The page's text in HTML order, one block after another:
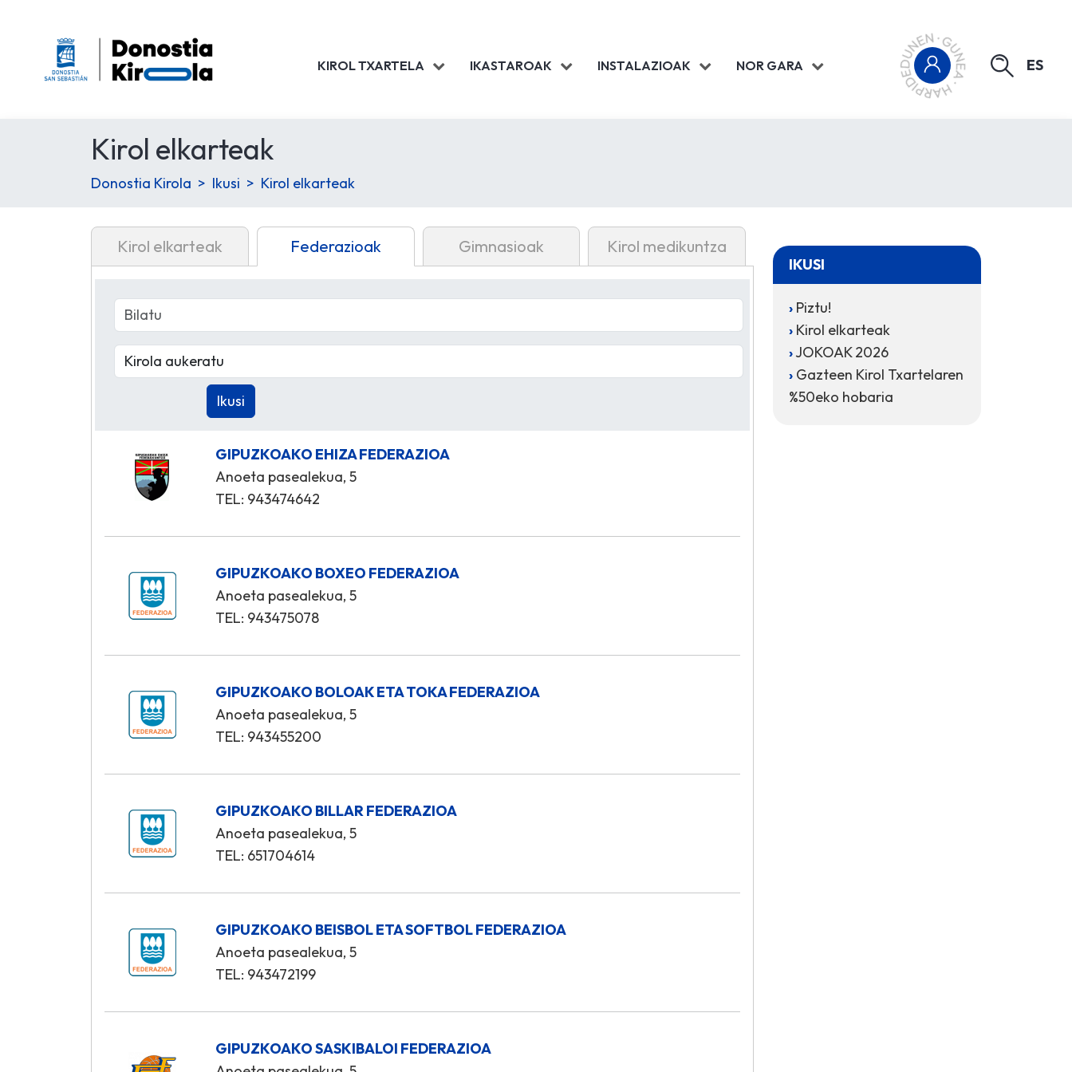
KIROL TXARTELA IKASTAROAK INSTALAZIOAK NOR GARA ES
Kirol elkarteak
Donostia Kirola Ikusi Kirol elkarteak
Kirol elkarteak Federazioak Gimnasioak Kirol medikuntza
GIPUZKOAKO EHIZA FEDERAZIOA
Anoeta pasealekua, 5
TEL: 943474642
GIPUZKOAKO BOXEO FEDERAZIOA
Anoeta pasealekua, 5
TEL: 943475078
GIPUZKOAKO BOLOAK ETA TOKA FEDERAZIOA
Anoeta pasealekua, 5
TEL: 943455200
GIPUZKOAKO BILLAR FEDERAZIOA
Anoeta pasealekua, 5
TEL: 651704614
GIPUZKOAKO BEISBOL ETA SOFTBOL FEDERAZIOA
Anoeta pasealekua, 5
TEL: 943472199
GIPUZKOAKO SASKIBALOI FEDERAZIOA
IKUSI
Piztu!
Kirol elkarteak
JOKOAK 2026
Gazteen Kirol Txartelaren
%50eko hobaria